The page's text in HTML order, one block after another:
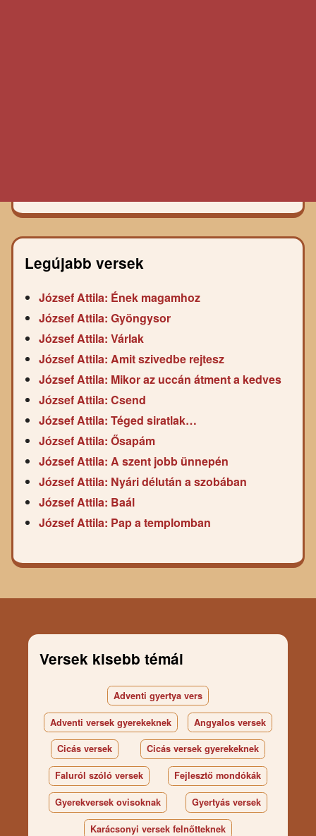
Legújabb versek
József Attila: Ének magamhoz
József Attila: Gyöngysor
József Attila: Várlak
József Attila: Amit szivedbe rejtesz
József Attila: Mikor az uccán átment a kedves
József Attila: Csend
József Attila: Téged siratlak…
József Attila: Ősapám
József Attila: A szent jobb ünnepén
József Attila: Nyári délután a szobában
József Attila: Baál
József Attila: Pap a templomban
Versek kisebb témái
Adventi gyertya vers
Adventi versek gyerekeknek Angyalos versek
Cicás versek Cicás versek gyerekeknek
Faluról szóló versek Fejlesztő mondókák
Gyerekversek ovisoknak Gyertyás versek
Karácsonyi versek felnőtteknek